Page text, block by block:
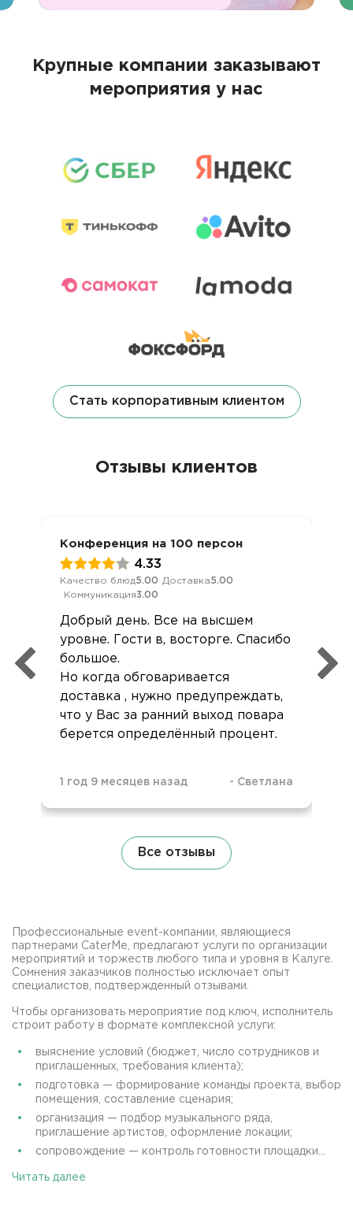
Крупные компании заказывают
мероприятия у нас
Стать корпоративным клиентом
Отзывы клиентов
Конференция на 100 персон
4.33
Качество блюд5.00 Доставка5.00
Коммуникация3.00
Добрый день. Все на высшем
уровне. Гости в, восторге. Спасибо
большое.
Но когда обговаривается
доставка , нужно предупреждать,
что у Вас за ранний выход повара
берется определённый процент.
1 год 9 месяцев назад - Светлана
Все отзывы
Профессиональные event-компании, являющиеся
партнерами CaterMe, предлагают услуги по организации
мероприятий и торжеств любого типа и уровня в Калуге.
Сомнения заказчиков полностью исключает опыт
специалистов, подтвержденный отзывами.
Чтобы организовать мероприятие под ключ, исполнитель
строит работу в формате комплексной услуги:
выяснение условий (бюджет, число сотрудников и
приглашенных, требования клиента);
подготовка — формирование команды проекта, выбор
помещения, составление сценария;
организация — подбор музыкального ряда,
приглашение артистов, оформление локации;
сопровождение — контроль готовности площадки...
Читать далее